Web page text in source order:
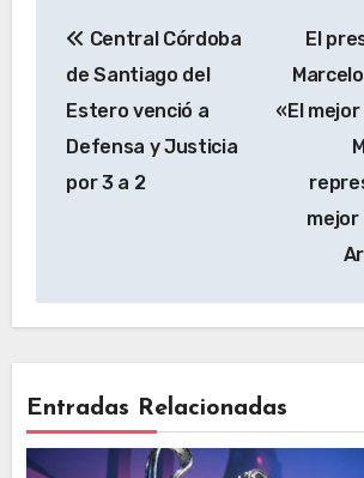
Central Córdoba
de Santiago del
Estero venció a
Defensa y Justicia
por 3 a 2
El
«El
mejor
Entradas Relacionadas